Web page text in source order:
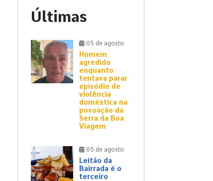
Últimas
05 de agosto
Homem
agredido
enquanto
tentava parar
episódio de
violência
doméstica na
povoação da
Serra da Boa
Viagem
05 de agosto
Leitão da
Bairrada é o
terceiro